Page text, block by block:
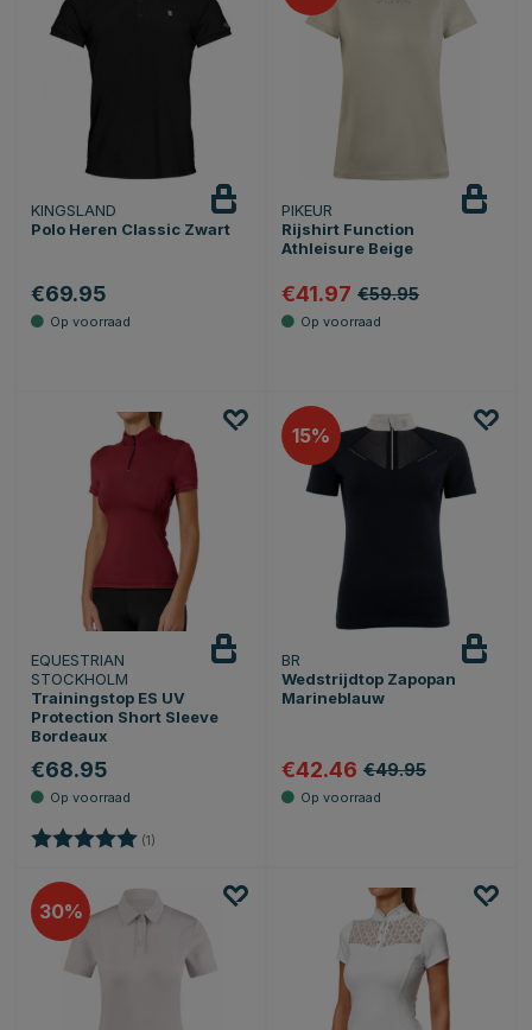
KINGSLAND
Polo Heren Classic Zwart
€69.95
PIKEUR
Rijshirt Function
Athleisure Beige
€41.97 €59.95
EQUESTRIAN
STOCKHOLM
Trainingstop ES UV
Protection Short Sleeve
Bordeaux
€68.95
Beoordeling: (1)
15
BR
Wedstrijdtop Zapopan
Marineblauw
€42.46 €49.95
30